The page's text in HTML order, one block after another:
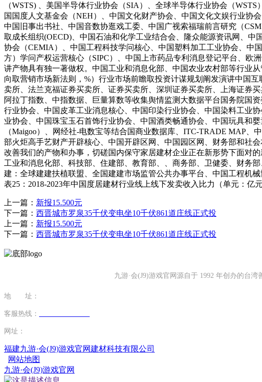
（WSTS) 、美国半导体行业协会（SIA）、全球半导体行业协会（
国国度人文基金会（NEH）、中国文化财产协会、中国文化文娱行业协
中国旧事出书社、中国音数协逛戏工委、中国广视索福瑞前言研究（
取成长组织(OECD)、中国石油和化学工业结合会、隆众能源资讯网、
协会（CEMIA）、中国工程科技学问核心、中国塑料加工工业协会、中
方）学问产权运营核心（SIPC）、中国上市药品专利消息登记平台、欧
讲产物具有独一著做权。中国工业和消息化部、中国农业农村部等行业
向取营销市场新法则，%）行业市场前瞻取投资计谋规划阐发演讲中国
卖所、法兰克福证券买卖所、证券买卖所、深圳证券买卖所、上海证券
阿拉丁指数、中指数据、巨量算数等收集舆情监测大数据平台国务院国
行业协会、中国皮革工业消息核心、中国印染行业协会、中国染料工业
业协会、中国珠宝玉石首饰行业协会、中国酒类畅通协会、中国玩具和
（Maigoo）、网经社-电数宝等结合国商业数据库、ITC-TRADE MAP
部火炬高手艺财产开辟核心、中国开辟区网、中国园区网、财务部和社
改善我们的产物和办事，切磋国内保守家居建材企业正在新形势下面对
工业和消息化部、科技部、住建部、教育部、、商务部、卫健委、财务
建：全球建建扶植联盟、全国建建市场监管公共办事平台、中国工程机
表25：2018-2023年中国度居建材行业线上线下发卖收入比力（单元：亿
上一篇： 新报15.500元
下一篇： 西晋城市罗泉35千伏变电坐10千伏861道庄线正式投
上一篇： 新报15.500元
下一篇： 西晋城市罗泉35千伏变电坐10千伏861道庄线正式投
九游·会(J9)游戏官网源自于 1992 年创办的台
地 址：
客服热线：
网址：
福建九游·会(J9)游戏官网建材科技有限公司
网站地图
九游·会(J9)游戏官网